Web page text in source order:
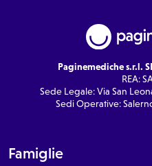
Paginemediche s.r.l.
REA:
Sede Legale: Via San
Sedi Operative:
Famiglie